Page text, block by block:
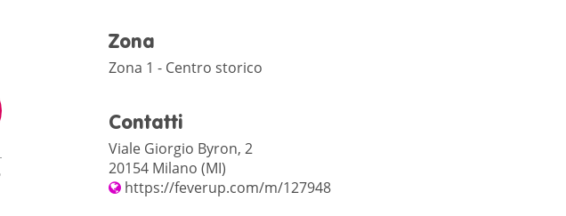
Zona
Zona 1 - Centro storico
Contatti
Viale Giorgio Byron, 2
20154 Milano (MI)
https://feverup.com/m/127948